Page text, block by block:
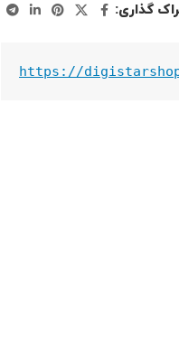
گذاری:
https://